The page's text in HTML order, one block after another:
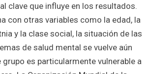
clave que influye en los resultados.
con otras variables como la edad, la
y la clase social, la situación de las
de salud mental se vuelve aún
grupo es particularmente vulnerable a